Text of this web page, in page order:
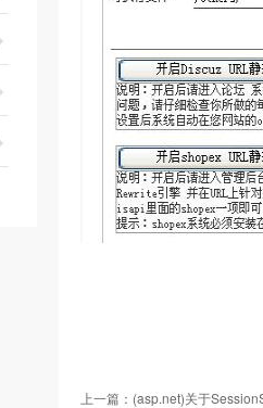
上一篇： (asp.net)关于